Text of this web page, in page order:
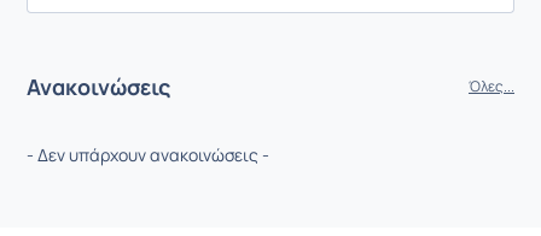
Ανακοινώσεις Όλες...
- Δεν υπάρχουν ανακοινώσεις -